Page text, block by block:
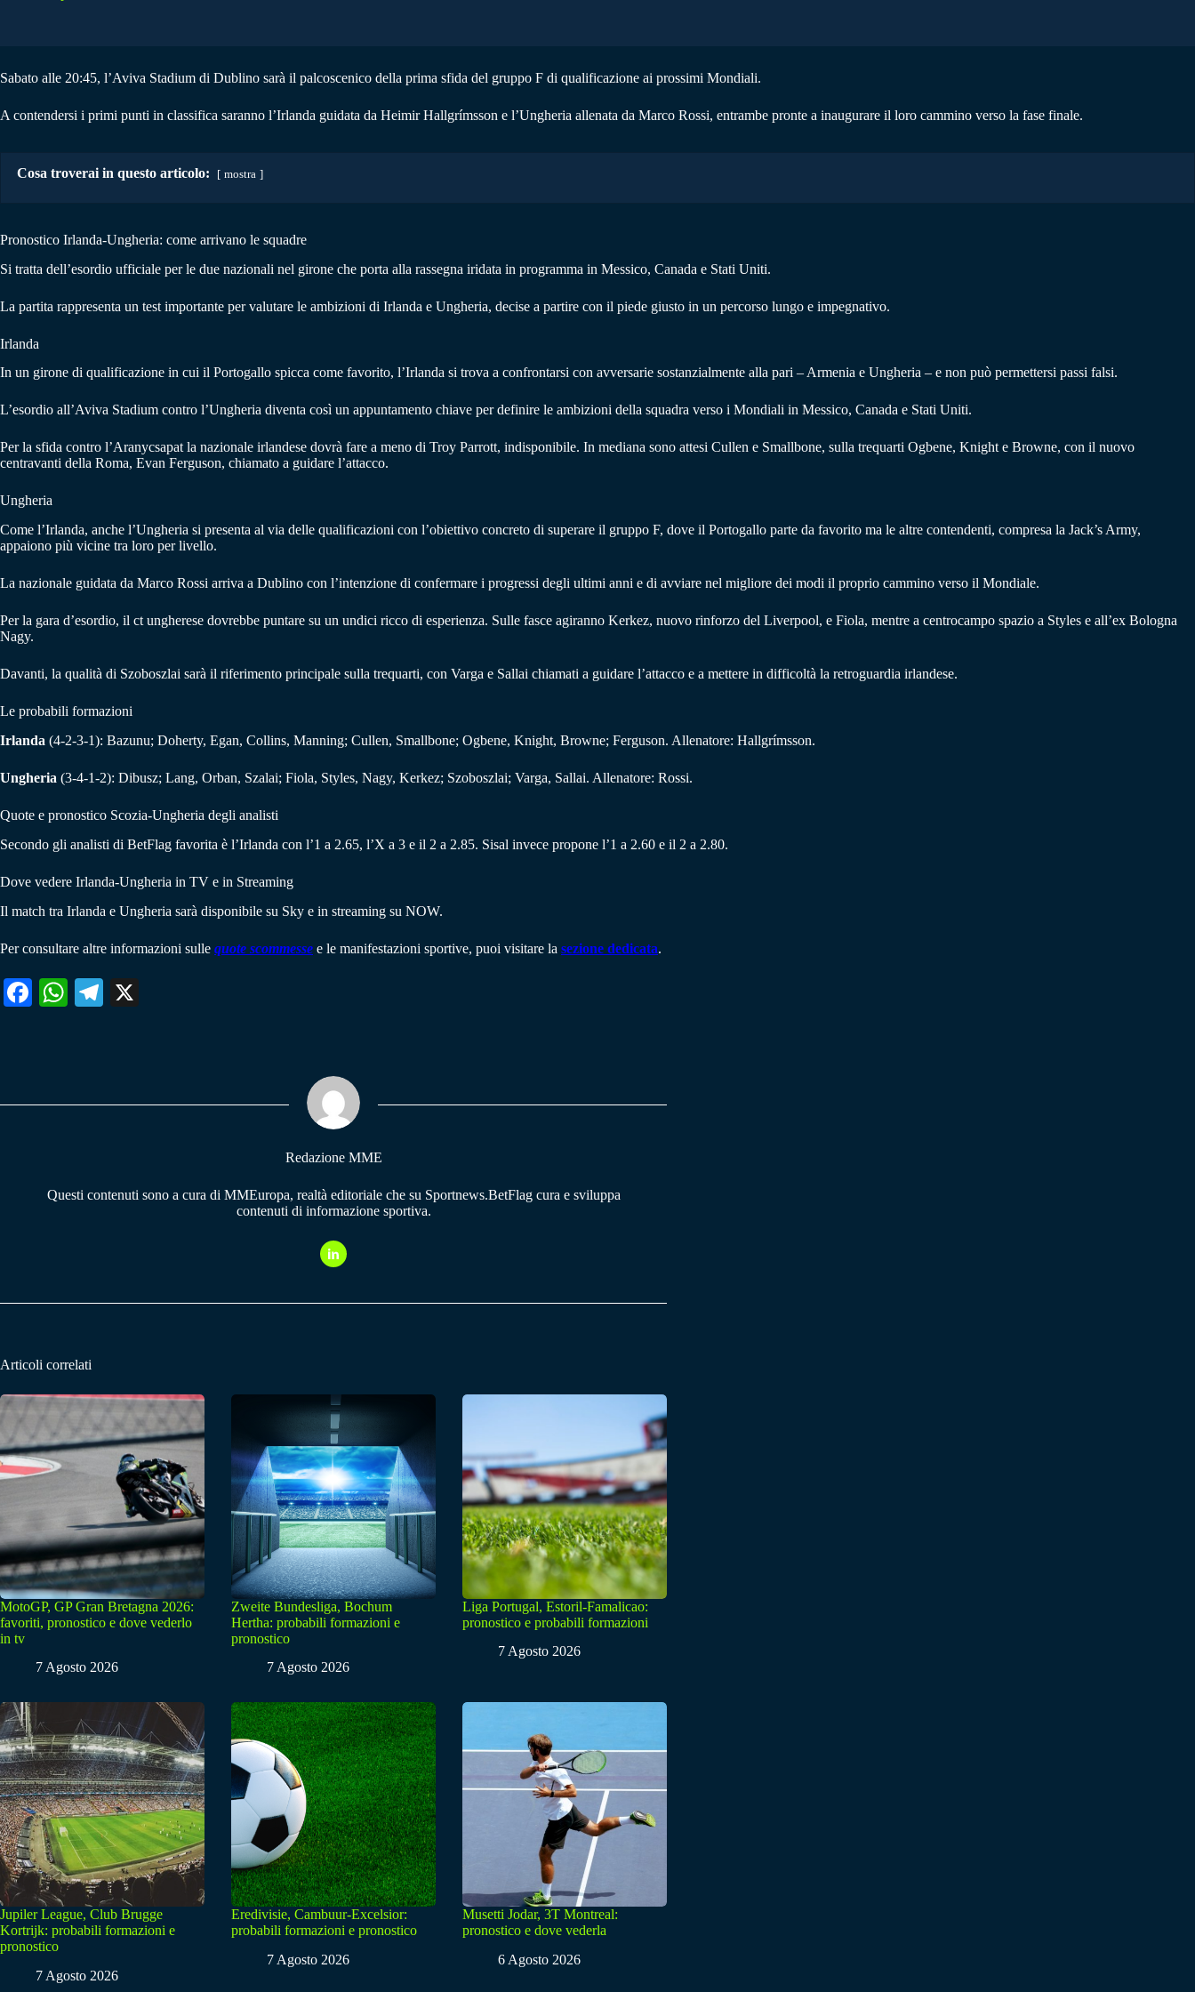
Sabato alle 20:45, l’Aviva Stadium di Dublino sarà il palcoscenico della prima sfida del gruppo F di qualificazione ai prossimi Mondiali.
A contendersi i primi punti in classifica saranno l’Irlanda guidata da Heimir Hallgrímsson e l’Ungheria allenata da Marco Rossi, entrambe pronte a inaugurare il loro cammino verso la fase finale.
Cosa troverai in questo articolo: mostra
Pronostico Irlanda-Ungheria: come arrivano le squadre
Si tratta dell’esordio ufficiale per le due nazionali nel girone che porta alla rassegna iridata in programma in Messico, Canada e Stati Uniti.
La partita rappresenta un test importante per valutare le ambizioni di Irlanda e Ungheria, decise a partire con il piede giusto in un percorso lungo e impegnativo.
Irlanda
In un girone di qualificazione in cui il Portogallo spicca come favorito, l’Irlanda si trova a confrontarsi con avversarie sostanzialmente alla pari – Armenia e Ungheria – e non può permettersi passi falsi.
L’esordio all’Aviva Stadium contro l’Ungheria diventa così un appuntamento chiave per definire le ambizioni della squadra verso i Mondiali in Messico, Canada e Stati Uniti.
Per la sfida contro l’Aranycsapat la nazionale irlandese dovrà fare a meno di Troy Parrott, indisponibile. In mediana sono attesi Cullen e Smallbone, sulla trequarti Ogbene, Knight e Browne, con il nuovo
centravanti della Roma, Evan Ferguson, chiamato a guidare l’attacco.
Ungheria
Come l’Irlanda, anche l’Ungheria si presenta al via delle qualificazioni con l’obiettivo concreto di superare il gruppo F, dove il Portogallo parte da favorito ma le altre contendenti, compresa la Jack’s Army,
appaiono più vicine tra loro per livello.
La nazionale guidata da Marco Rossi arriva a Dublino con l’intenzione di confermare i progressi degli ultimi anni e di avviare nel migliore dei modi il proprio cammino verso il Mondiale.
Per la gara d’esordio, il ct ungherese dovrebbe puntare su un undici ricco di esperienza. Sulle fasce agiranno Kerkez, nuovo rinforzo del Liverpool, e Fiola, mentre a centrocampo spazio a Styles e all’ex Bologna
Nagy.
Davanti, la qualità di Szoboszlai sarà il riferimento principale sulla trequarti, con Varga e Sallai chiamati a guidare l’attacco e a mettere in difficoltà la retroguardia irlandese.
Le probabili formazioni
Irlanda (4-2-3-1): Bazunu; Doherty, Egan, Collins, Manning; Cullen, Smallbone; Ogbene, Knight, Browne; Ferguson. Allenatore: Hallgrímsson.
Ungheria (3-4-1-2): Dibusz; Lang, Orban, Szalai; Fiola, Styles, Nagy, Kerkez; Szoboszlai; Varga, Sallai. Allenatore: Rossi.
Quote e pronostico Scozia-Ungheria degli analisti
Secondo gli analisti di BetFlag favorita è l’Irlanda con l’1 a 2.65, l’X a 3 e il 2 a 2.85. Sisal invece propone l’1 a 2.60 e il 2 a 2.80.
Dove vedere Irlanda-Ungheria in TV e in Streaming
Il match tra Irlanda e Ungheria sarà disponibile su Sky e in streaming su NOW.
Per consultare altre informazioni sulle quote scommesse e le manifestazioni sportive, puoi visitare la sezione dedicata.
Fa W
pp
Te
m
Redazione MME
Questi contenuti sono a cura di MMEuropa, realtà editoriale che su Sportnews.BetFlag cura e sviluppa
contenuti di informazione sportiva.
Articoli correlati
MotoGP, GP Gran Bretagna 2026:
favoriti, pronostico e dove vederlo
in tv
7 Agosto 2026
Zweite Bundesliga, Bochum
Hertha: probabili formazioni e
pronostico
7 Agosto 2026
Liga Portugal, Estoril-Famalicao:
pronostico e probabili formazioni
7 Agosto 2026
Jupiler League, Club Brugge
Kortrijk: probabili formazioni e
pronostico
7 Agosto 2026
Eredivisie, Cambuur-Excelsior:
probabili formazioni e pronostico
7 Agosto 2026
Musetti Jodar, 3T Montreal:
pronostico e dove vederla
6 Agosto 2026